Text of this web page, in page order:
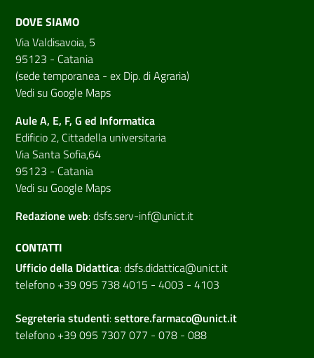
DOVE SIAMO
Via Valdisavoia, 5
95123 - Catania
(sede temporanea - ex Dip. di Agraria)
Vedi su Google Maps
Aule A, E, F, G ed Informatica
Edificio 2, Cittadella universitaria
Via Santa Sofia,64
95123 - Catania
Vedi su Google Maps
Redazione web:dsfs.serv-inf@unict.it
CONTATTI
Ufficio della Didattica:dsfs.didattica@unict.it
telefono +39 095 738 4015 - 4003 - 4103
Segreteria studenti:settore.farmaco@unict.it
telefono +39 095 7307 077 - 078 - 088